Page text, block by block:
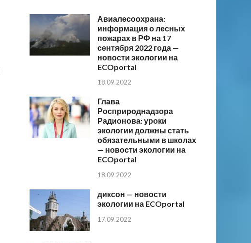
Авиалесоохрана:
информация о лесных
пожарах в РФ на 17
сентября 2022 года —
новости экологии на
ECOportal
18.09.2022
Глава
Росприроднадзора
Радионова: уроки
экологии должны стать
обязательными в школах
— новости экологии на
ECOportal
18.09.2022
диксон — новости
экологии на ECOportal
17.09.2022